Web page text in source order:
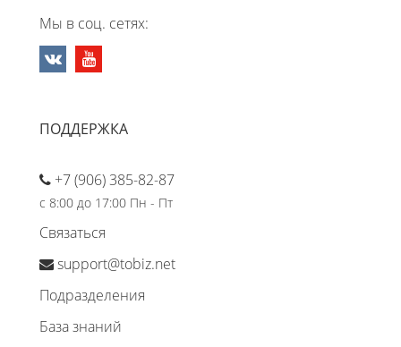
Мы в соц. сетях:
ПОДДЕРЖКА
+7 (906) 385-82-87
с 8:00 до 17:00 Пн - Пт
Связаться
support@tobiz.net
Подразделения
База знаний